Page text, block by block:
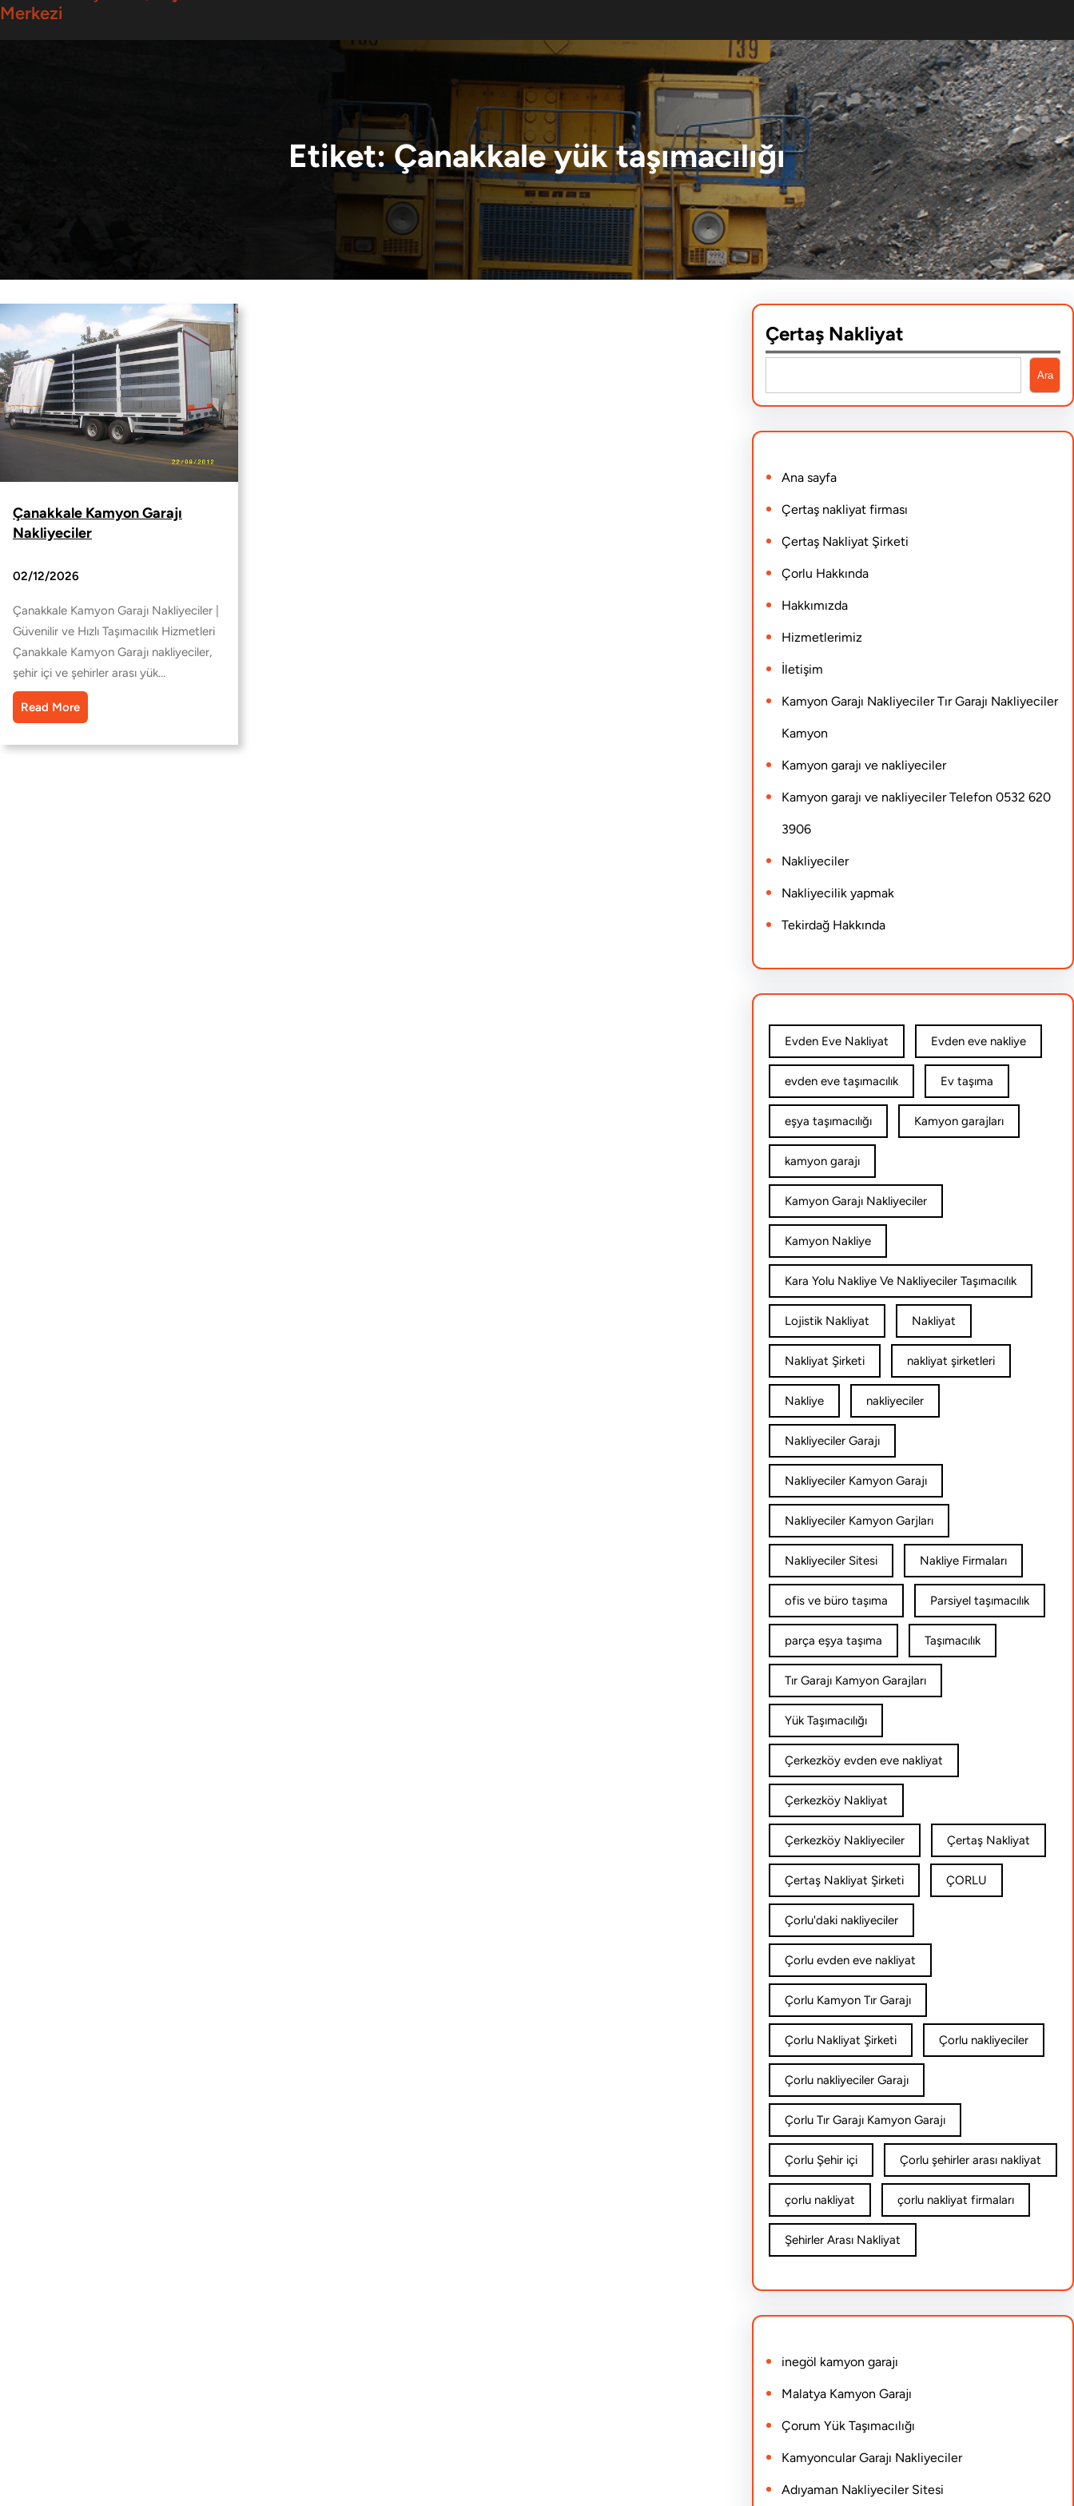
Merkezi
Etiket:Çanakkale yük taşımacılığı
Çanakkale Kamyon Garajı
Nakliyeciler
02/12/2026
Çanakkale Kamyon Garajı Nakliyeciler |
Güvenilir ve Hızlı Taşımacılık Hizmetleri
Çanakkale Kamyon Garajı nakliyeciler,
şehir içi ve şehirler arası yük…
Read More
Çertaş Nakliyat
e
a
c
h
Ara
Ana sayfa
Çertaş nakliyat firması
Çertaş Nakliyat Şirketi
Çorlu Hakkında
Hakkımızda
Hizmetlerimiz
İletişim
Kamyon Garajı Nakliyeciler Tır Garajı Nakliyeciler
Kamyon
Kamyon garajı ve nakliyeciler
Kamyon garajı ve nakliyeciler Telefon 0532 620
3906
Nakliyeciler
Nakliyecilik yapmak
Tekirdağ Hakkında
Evden Eve Nakliyat Evden eve nakliye
evden eve taşımacılık Ev taşıma
eşya taşımacılığı Kamyon garajları
kamyon garajı
Kamyon Garajı Nakliyeciler
Kamyon Nakliye
Kara Yolu Nakliye Ve Nakliyeciler Taşımacılık
Lojistik Nakliyat Nakliyat
Nakliyat Şirketi nakliyat şirketleri
Nakliye nakliyeciler
Nakliyeciler Garajı
Nakliyeciler Kamyon Garajı
Nakliyeciler Kamyon Garjları
Nakliyeciler Sitesi Nakliye Firmaları
ofis ve büro taşıma Parsiyel taşımacılık
parça eşya taşıma Taşımacılık
Tır Garajı Kamyon Garajları
Yük Taşımacılığı
Çerkezköy evden eve nakliyat
Çerkezköy Nakliyat
Çerkezköy Nakliyeciler Çertaş Nakliyat
Çertaş Nakliyat Şirketi ÇORLU
Çorlu'daki nakliyeciler
Çorlu evden eve nakliyat
Çorlu Kamyon Tır Garajı
Çorlu Nakliyat Şirketi Çorlu nakliyeciler
Çorlu nakliyeciler Garajı
Çorlu Tır Garajı Kamyon Garajı
Çorlu Şehir içi Çorlu şehirler arası nakliyat
çorlu nakliyat çorlu nakliyat firmaları
Şehirler Arası Nakliyat
inegöl kamyon garajı
Malatya Kamyon Garajı
Çorum Yük Taşımacılığı
Kamyoncular Garajı Nakliyeciler
Adıyaman Nakliyeciler Sitesi